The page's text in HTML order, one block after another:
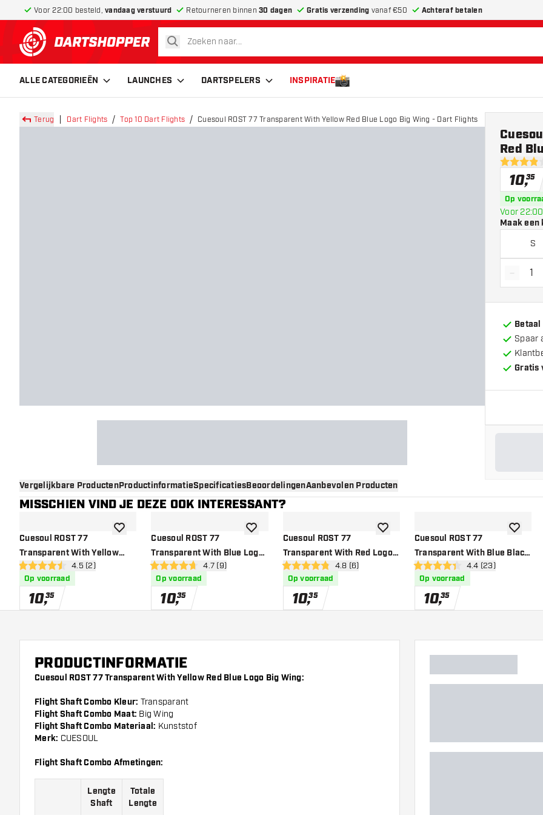
Voor 22:00 besteld, vandaag verstuurd Retourneren binnen 30 dagen Gratis verzending vanaf €50 Achteraf betalen
terug naar home pagina
zoeken
ALLE CATEGORIEËN LAUNCHES DARTSPELERS INSPIRATIE
Terug Dart Flights Top 10 Dart Flights Cuesoul ROST 77 Transparent With Yellow Red Blue Logo Big Wing - Dart Flights
3.9 score
Red
10,35
Op
Voor
Maak een
S
-
Spaar
Gratis
Vergelijkbare ProductenProductinformatieSpecificatiesBeoordelingenAanbevolen Producten
MISSCHIEN VIND JE DEZE OOK INTERESSANT?
Cuesoul ROST 77
Transparent With Yellow
Logo Big Wing - Dart Flights
open reviews drawer
4.5 score sterren4.5 (2)
Op voorraad
10,35
toevoegen aan verlanglijst
Cuesoul ROST 77
Transparent With Blue Logo
Big Wing - Dart Flights
open reviews drawer
4.7 score sterren4.7 (9)
Op voorraad
10,35
toevoegen aan verlanglijst
Cuesoul ROST 77
Transparent With Red Logo
Big Wing - Dart Flights
open reviews drawer
4.8 score sterren4.8 (6)
Op voorraad
10,35
toevoegen aan verlanglijst
Cuesoul ROST 77
Transparent With Blue Black
Green Logo Big Wing - Dart
Flights
open reviews
4.4 score sterren4.4 (23)
Op voorraad
10,35
PRODUCTINFORMATIE
Cuesoul ROST 77 Transparent With Yellow Red Blue Logo Big Wing:
Flight Shaft Combo Kleur: Transparant
Flight Shaft Combo Maat: Big Wing
Flight Shaft Combo Materiaal: Kunststof
Merk: CUESOUL
Flight Shaft Combo Afmetingen:
Lengte
Shaft
Totale
Lengte